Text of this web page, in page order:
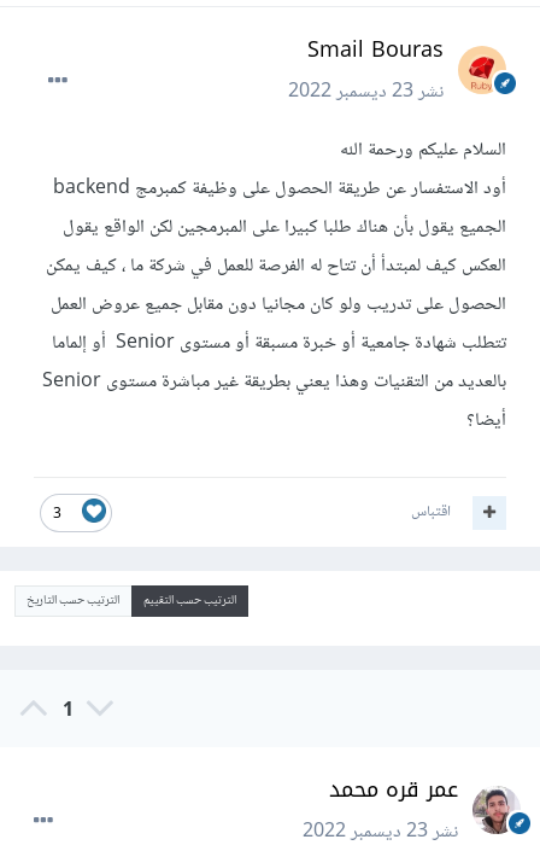
Smail Bouras
نشر23 ديسمبر 2022
السلام عليكم ورحمة الله
أود الاستفسار عن طريقة الحصول على وظيفة كمبرمج backend
الجميع يقول بأن هناك طلبا كبيرا على المبرمجين لكن الواقع يقول
العكس كيف لمبتدأ أن تتاح له الفرصة للعمل في شركة ما ، كيف يمكن
الحصول على تدريب ولو كان مجانيا دون مقابل جميع عروض العمل
تتطلب شهادة جامعية أو خبرة مسبقة أو مستوى Senior أو إلماما
بالعديد من التقنيات وهذا يعني بطريقة غير مباشرة مستوى Senior
أيضا؟
3 اقتباس
الترتيب حسب التقييم الترتيب حسب التاريخ
1
عمر قره محمد
نشر23 ديسمبر 2022